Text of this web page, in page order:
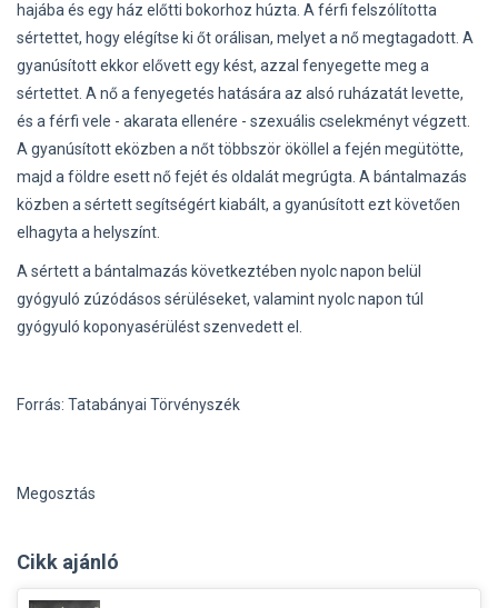
hajába és egy ház előtti bokorhoz húzta. A férfi felszólította
sértettet, hogy elégítse ki őt orálisan, melyet a nő megtagadott. A
gyanúsított ekkor elővett egy kést, azzal fenyegette meg a
sértettet. A nő a fenyegetés hatására az alsó ruházatát levette,
és a férfi vele - akarata ellenére - szexuális cselekményt végzett.
A gyanúsított eközben a nőt többször ököllel a fején megütötte,
majd a földre esett nő fejét és oldalát megrúgta. A bántalmazás
közben a sértett segítségért kiabált, a gyanúsított ezt követően
elhagyta a helyszínt.
A sértett a bántalmazás következtében nyolc napon belül
gyógyuló zúzódásos sérüléseket, valamint nyolc napon túl
gyógyuló koponyasérülést szenvedett el.
Forrás: Tatabányai Törvényszék
Megosztás
Cikk ajánló